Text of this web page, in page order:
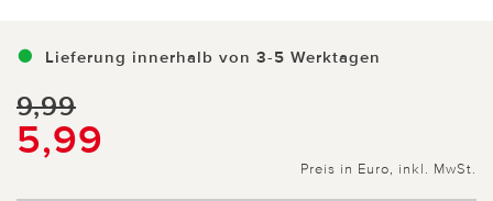
Lieferung innerhalb von 3-5 Werktagen
9,99
5,99
Preis in Euro, inkl. MwSt.